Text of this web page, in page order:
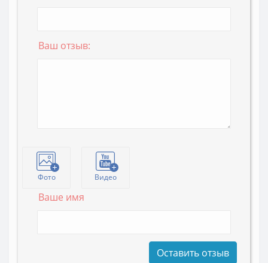
Ваш отзыв:
Фото Видео
Ваше имя
Оставить отзыв